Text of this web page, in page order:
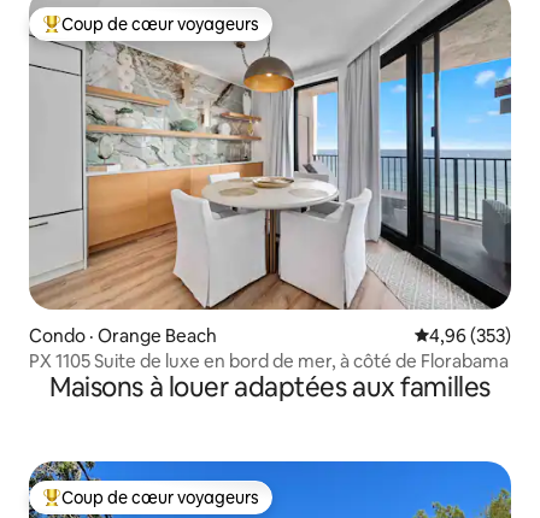
Coup de cœur voyageurs parmi les plus aimés
Coup de cœur voyageurs
Condo · Orange Beach Note
4,96 (353)
PX 1105 Suite de luxe en bord de mer, à côté de Florabama
Maisons à louer adaptées aux familles
Coup de cœur voyageurs parmi les plus aimés
Coup de cœur voyageurs